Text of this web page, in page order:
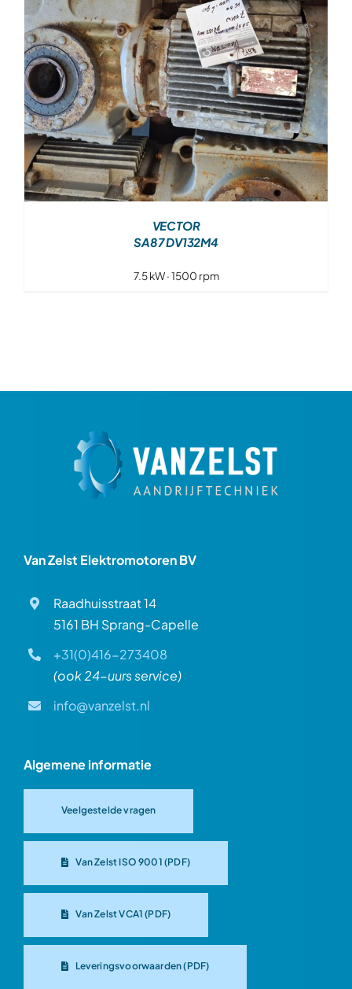
VECTOR
SA87 DV132M4
7.5 kW · 1500 rpm
Van Zelst Elektromotoren BV
Raadhuisstraat 14
5161 BH Sprang-Capelle
+31(0)416-273408
(ook 24-uurs service)
info@vanzelst.nl
Algemene informatie
Veelgestelde vragen
Van Zelst ISO 9001 (PDF)
Van Zelst VCA1 (PDF)
Leveringsvoorwaarden (PDF)